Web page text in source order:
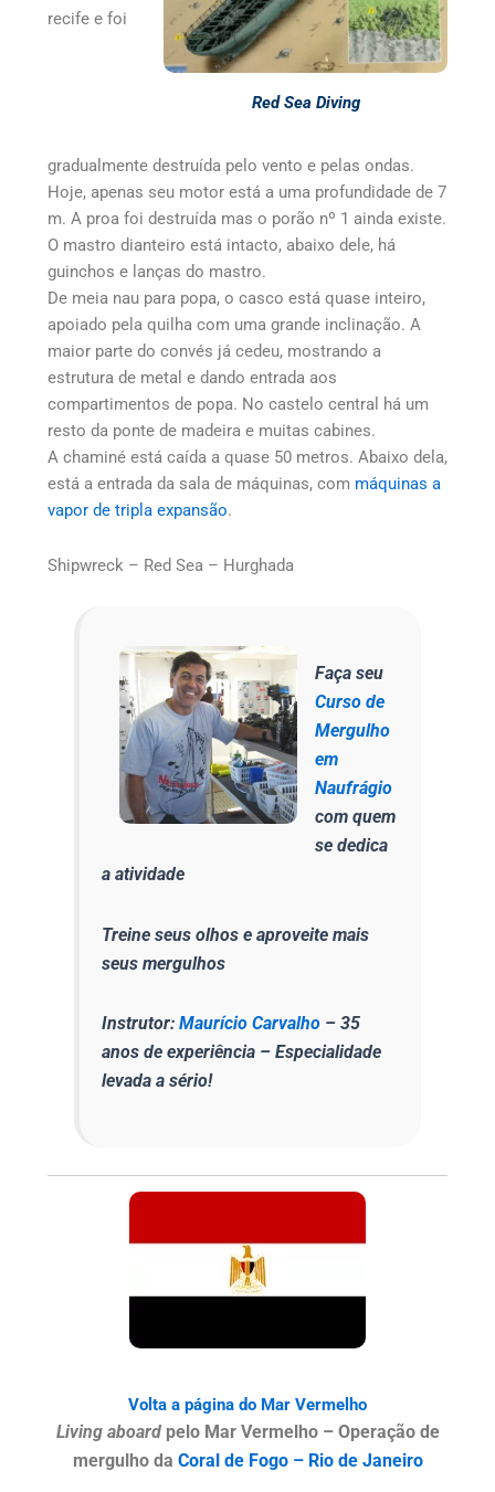
Red Sea Diving
recife e foi
gradualmente destruída pelo vento e pelas ondas.
Hoje, apenas seu motor está a uma profundidade de 7
m. A proa foi destruída mas o porão nº 1 ainda existe.
O mastro dianteiro está intacto, abaixo dele, há
guinchos e lanças do mastro.
De meia nau para popa, o casco está quase inteiro,
apoiado pela quilha com uma grande inclinação. A
maior parte do convés já cedeu, mostrando a
estrutura de metal e dando entrada aos
compartimentos de popa. No castelo central há um
resto da ponte de madeira e muitas cabines.
A chaminé está caída a quase 50 metros. Abaixo dela,
está a entrada da sala de máquinas, com máquinas a
vapor de tripla expansão.
Shipwreck – Red Sea – Hurghada
Faça seu
Curso de
Mergulho
em
Naufrágio
com quem
se dedica
a atividade
Treine seus olhos e aproveite mais
seus mergulhos
Instrutor: Maurício Carvalho– 35
anos de experiência – Especialidade
levada a sério!
Volta a página do Mar Vermelho
Living aboardpelo Mar Vermelho – Operação de
mergulho da Coral de Fogo – Rio de Janeiro